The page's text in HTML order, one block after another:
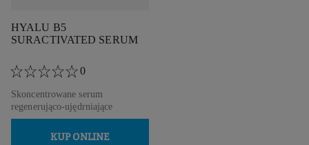
HYALU B5
SURACTIVATED SERUM
0
Skoncentrowane serum
regenerująco-ujędrniające
KUP ONLINE